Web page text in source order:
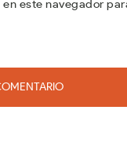
este navegador